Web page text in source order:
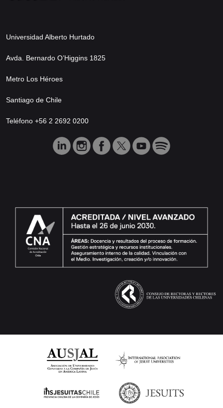
Universidad Alberto Hurtado
Avda. Bernardo O’Higgins 1825
Metro Los Héroes
Santiago de Chile
Teléfono +56 2 2692 0200